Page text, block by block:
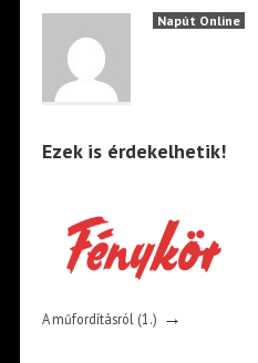
Napút Online
Ezek is érdekelhetik!
A műfordításról (1.) →